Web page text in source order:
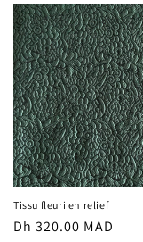
Tissu fleuri en relief
Prix
Dh 320.00 MAD